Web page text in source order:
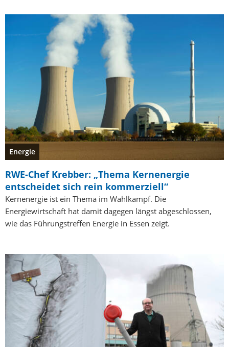
Energie
RWE-Chef Krebber: „Thema Kernenergie
entscheidet sich rein kommerziell“
Kernenergie ist ein Thema im Wahlkampf. Die
Energiewirtschaft hat damit dagegen längst abgeschlossen,
wie das Führungstreffen Energie in Essen zeigt.